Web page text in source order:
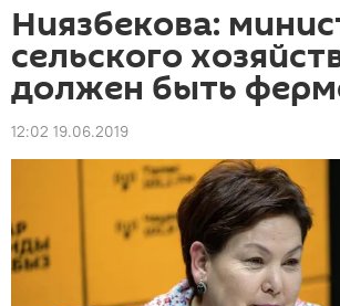
Ниязбекова:
сельского
должен быть
12:02 19.06.2019